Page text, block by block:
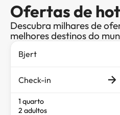
Ofertas de
Descubra milhares de
melhores destinos do
Check-in
1 quarto
2 adultos